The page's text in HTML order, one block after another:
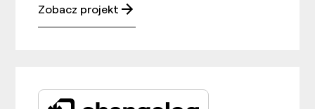
Zobacz projekt